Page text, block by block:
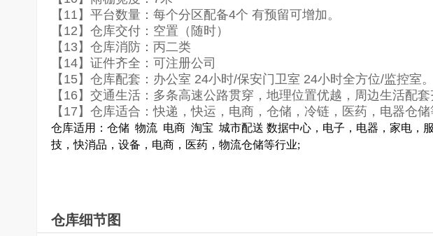
【11】平台数量：每个分区配备4个 有预留可增加。
【12】仓库交付：空置（随时）
【13】仓库消防：丙二类
【14】证件齐全：可注册公司
【15】仓库配套：办公室 24小时/保安门卫室 24小时全方位/监控室。
【16】交通生活：多条高速公路贯穿，地理位置优越，周边生活配套
【17】仓库适合：快递，快运，电商，仓储，冷链，医药，电器仓储
仓库适用 ：仓储 物流 电商 淘宝 城市配送 数据中心，电子，电器，家电，
技，快消品，设备，电商，医药，物流仓储等行业;
仓库细节图